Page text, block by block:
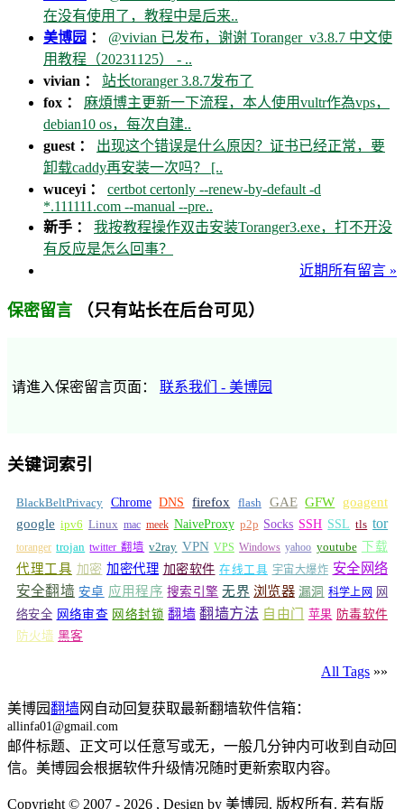
在没有使用了，教程中是后来..
美博园 ： @vivian 已发布，谢谢 Toranger_v3.8.7 中文使
用教程（20231125） - ..
vivian ： 站长toranger 3.8.7发布了
fox ： 麻煩博主更新一下流程，本人使用vultr作為vps，
debian10 os，每次自建..
guest ： 出现这个错误是什么原因？证书已经正常，要
卸载caddy再安装一次吗？ [..
wuceyi ： certbot certonly --renew-by-default -d
*.111111.com --manual --pre..
新手 ： 我按教程操作双击安装Toranger3.exe，打不开没
有反应是怎么回事？
近期所有留言 »
保密留言 （只有站长在后台可见）
请進入保密留言页面： 联系我们 - 美博园
关键词索引
BlackBeltPrivacy Chrome DNS firefox flash GAE GFW
goagent
google ipv6 Linux mac meek NaiveProxy p2p Socks SSH SSL tls tor
toranger trojan twitter 翻墙 v2ray VPN VPS Windows yahoo youtube 下载
代理工具 加密 加密代理 加密软件 在线工具 宇宙大爆炸 安全网络
安全翻墙 安卓 应用程序 搜索引擎 无界 浏览器 漏洞 科学上网 网
络安全 网络审查 网络封锁 翻墙 翻墙方法 自由门 苹果 防毒软件
防火墙 黑客
All Tags »»
美博园翻墙网自动回复获取最新翻墙软件信箱：
allinfa01@gmail.com
邮件标题、正文可以任意写或无，一般几分钟内可收到自动回
信。美博园会根据软件升级情况随时更新索取内容。
Copyright © 2007 - 2026 , Design by 美博园. 版权所有. 若有版